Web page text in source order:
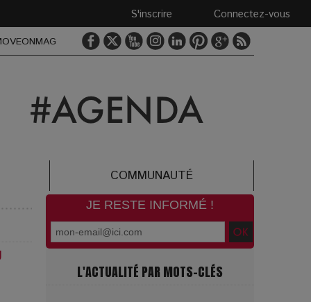
Connectez-vous
S'inscrire
COMMUNAUTÉ
JE RESTE INFORMÉ !
L'ACTUALITÉ PAR MOTS-CLÉS